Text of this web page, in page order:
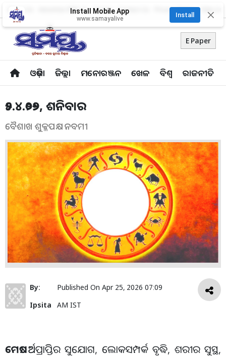
About Us Advertise With Us Career Contact Us Privacy Policy
E Paper
ଓଡ଼ିଶା ଜିଲ୍ଲା ମନୋରଞ୍ଜନ ଖେଳ ବିଶ୍ବ ରାଜନୀତି
Install Mobile App
www.samayalive
Install ✕
୨୫.୪.୨୦୨୬, ଶନିବାର
ବୈଶାଖ ଶୁକ୍ଳପକ୍ଷ ନବମୀ
By:
Ipsita
Published OnApr 25, 2026 07:09
AM IST
ମେଷ: ଅର୍ଥପ୍ରାପ୍ତିିର ସୁଯୋଗ, ଲୋକସମ୍ପର୍କ ବୃଦ୍ଧି, ଶରୀର ସୁସ୍ଥ,